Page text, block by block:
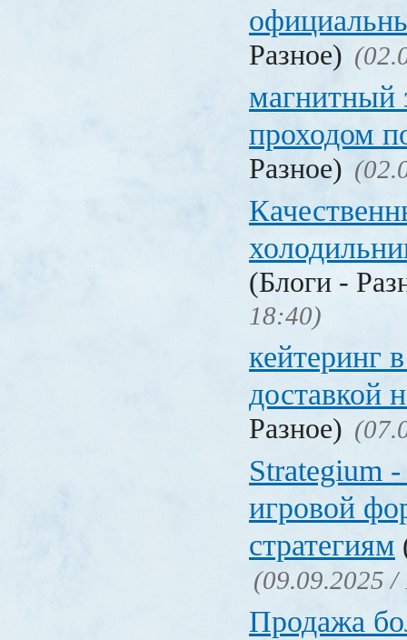
Разное)
магнитный
проходом
Разное)
(Блоги -
18:40)
кейтеринг
доставкой
Разное)
Strategium
игровой
стратегиям
(09.09.2025 /
Продажа